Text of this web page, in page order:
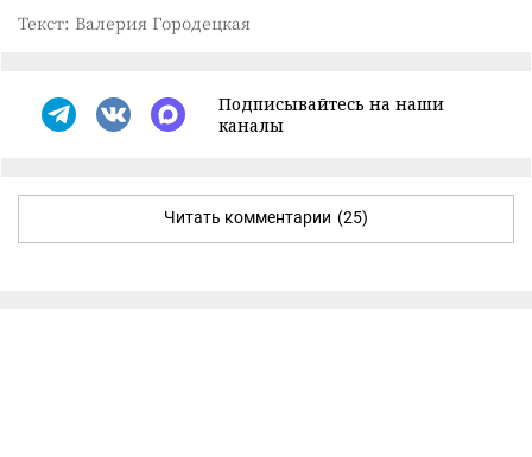
Текст: Валерия Городецкая
Подписывайтесь на наши
каналы
Читать комментарии (25)